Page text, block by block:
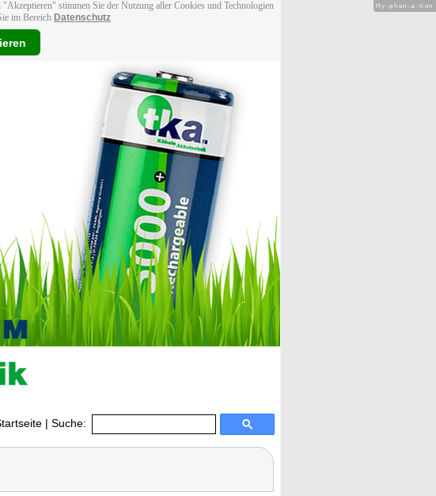
stimmen Sie der Nutzung aller Cookies und Technologien
im Bereich Datenschutz
| Suche:
Hy-phen-a-tion